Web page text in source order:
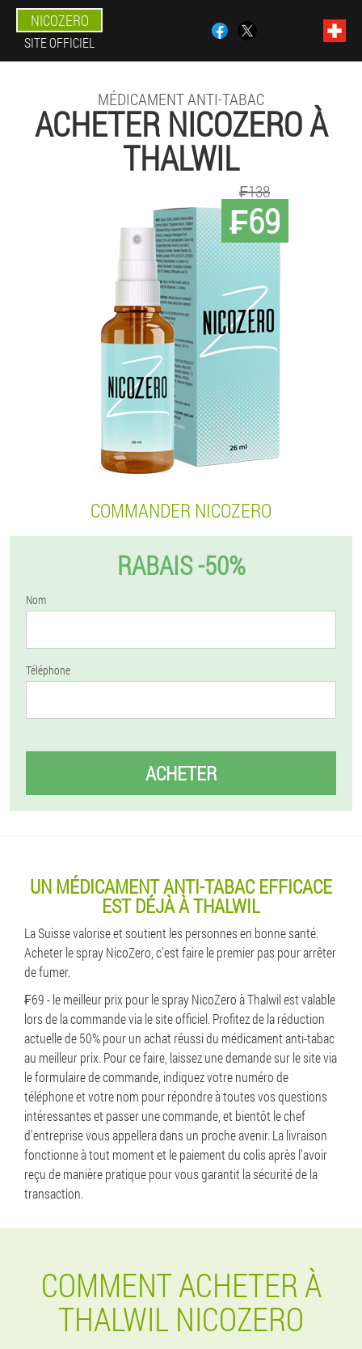
NICOZERO
SITE OFFICIEL
MÉDICAMENT ANTI-TABAC
ACHETER NICOZERO À
THALWIL
₣69
₣138
COMMANDER NICOZERO
RABAIS -50%
Nom
Téléphone
ACHETER
UN MÉDICAMENT ANTI-TABAC EFFICACE
EST DÉJÀ À THALWIL
La Suisse valorise et soutient les personnes en bonne santé.
Acheter le spray NicoZero, c'est faire le premier pas pour arrêter
de fumer.
₣69 - le meilleur prix pour le spray NicoZero à Thalwil est valable
lors de la commande via le site officiel. Profitez de la réduction
actuelle de 50% pour un achat réussi du médicament anti-tabac
au meilleur prix. Pour ce faire, laissez une demande sur le site via
le formulaire de commande, indiquez votre numéro de
téléphone et votre nom pour répondre à toutes vos questions
intéressantes et passer une commande, et bientôt le chef
d'entreprise vous appellera dans un proche avenir. La livraison
fonctionne à tout moment et le paiement du colis après l'avoir
reçu de manière pratique pour vous garantit la sécurité de la
transaction.
COMMENT ACHETER À
THALWIL NICOZERO